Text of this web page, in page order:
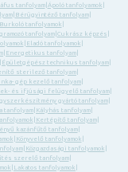
tanfolyam| Ápoló tanfolyamok
| Bérügyintéző tanfolyam|
Burkoló tanfolyamok
tanfolyam| Cukrász képzés
Eladó tanfolyamok
Energetikus tanfolyam
Épületgépész technikus tanfolyam
sterilező tanfolyam
gép kezelő tanfolyam
és ifjúsági felügyelő tanfolyam|
gyártó tanfolyam|
tanfolyam Kályhás tanfolyam
Kertépítő tanfolyam|
kazánfűtő tanfolyam|
Könyvelő tanfolyamok
| Közgazdasági tanfolyamok
szerelő tanfolyam|
Lakatos tanfolyamok